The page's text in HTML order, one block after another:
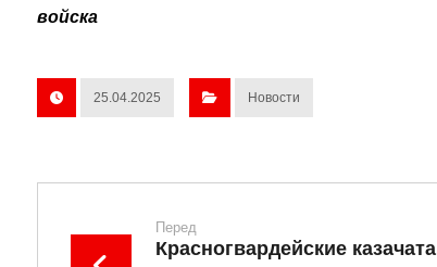
войска
25.04.2025 Новости
Перед
Красногвардейские казачата